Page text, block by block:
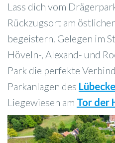
Lass dich vom
Rückzugsort am
begeistern. Gelegen im
Höveln-, Alexand- und
Park die perfekte
Parkanlagen des
Liegewiesen am Tor der